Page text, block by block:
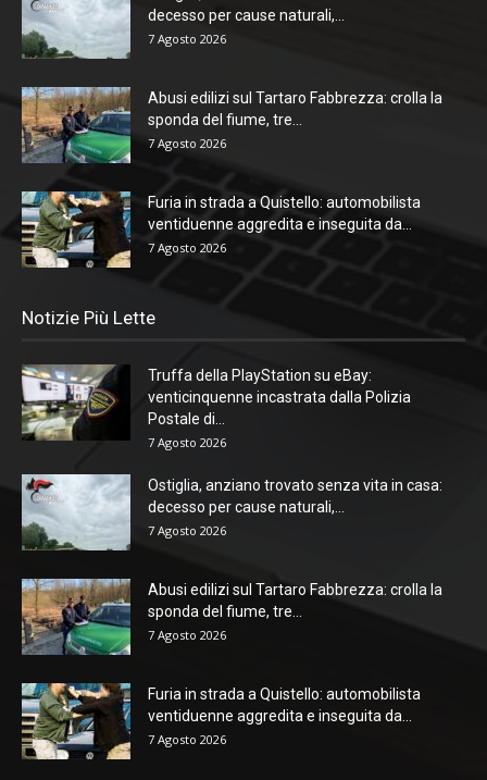
decesso per cause naturali,...
7 Agosto 2026
Abusi edilizi sul Tartaro Fabbrezza: crolla la
sponda del fiume, tre...
7 Agosto 2026
Furia in strada a Quistello: automobilista
ventiduenne aggredita e inseguita da...
7 Agosto 2026
Notizie Più Lette
Truffa della PlayStation su eBay:
venticinquenne incastrata dalla Polizia
Postale di...
7 Agosto 2026
Ostiglia, anziano trovato senza vita in casa:
decesso per cause naturali,...
7 Agosto 2026
Abusi edilizi sul Tartaro Fabbrezza: crolla la
sponda del fiume, tre...
7 Agosto 2026
Furia in strada a Quistello: automobilista
ventiduenne aggredita e inseguita da...
7 Agosto 2026